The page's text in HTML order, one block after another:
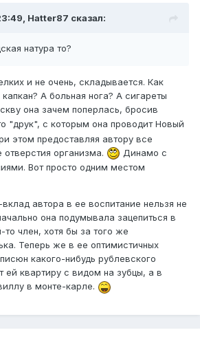
Hatter87 сказал:
натура то?
и не очень, складывается. Как
А больная нога? А сигареты
она зачем поперлась, бросив
"друк", с которым она проводит Новый
этом предоставляя автору все
организма.
Динамо с
Вот просто одним местом
автора в ее воспитание нельзя не
она подумывала зацепиться в
член, хотя бы за того же
Теперь же в ее оптимистичных
какого-нибудь рублевского
ей квартиру с видом на зубцы, а в
в монте-карле.